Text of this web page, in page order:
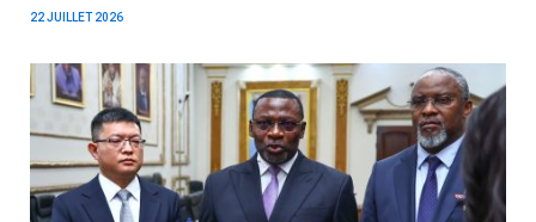
22 JUILLET 2026